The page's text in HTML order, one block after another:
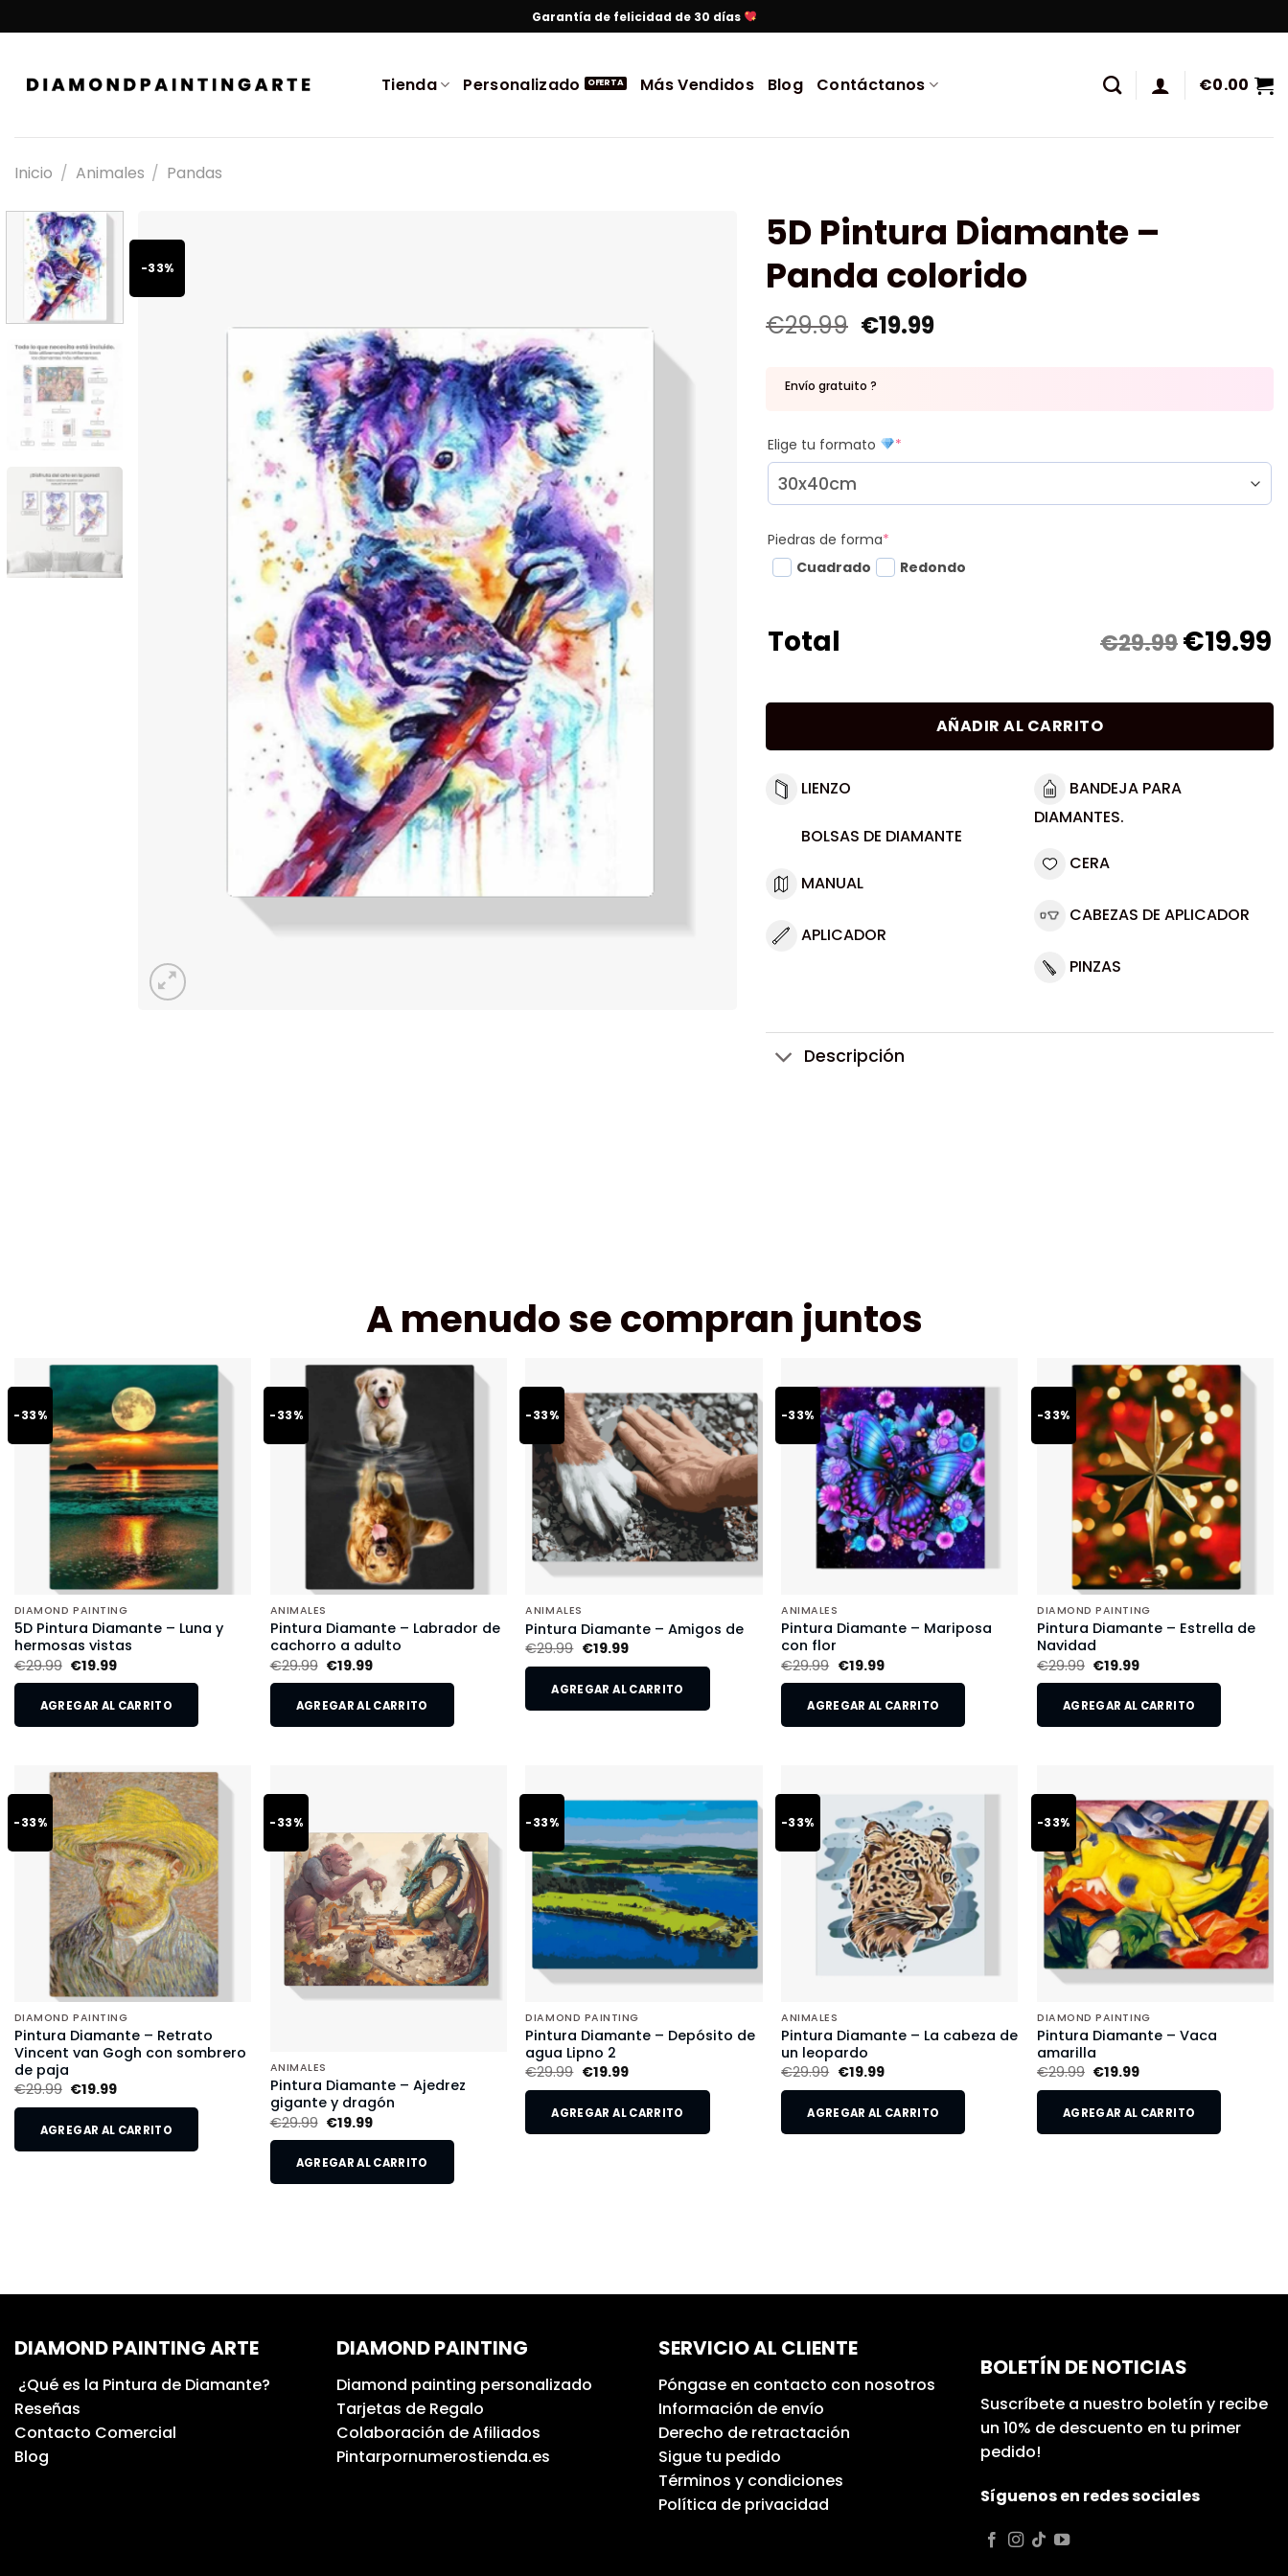
Garantía de felicidad de 30 días
Tienda Personalizado Más Vendidos Blog Contáctanos €0.00
Inicio / Animales / Pandas
-33%
5D Pintura Diamante –
Panda colorido
€29.99 €19.99
Envío gratuito ?
Elige tu formato *
Piedras de forma*
Cuadrado
Redondo
Total €29.99€19.99
AÑADIR AL CARRITO
LIENZO
BOLSAS DE DIAMANTE
MANUAL
APLICADOR
BANDEJA PARA
DIAMANTES.
CERA
CABEZAS DE APLICADOR
PINZAS
Descripción
A menudo se compran juntos
-33%
DIAMOND PAINTING
5D Pintura Diamante – Luna y
hermosas vistas
€29.99 €19.99
AGREGAR AL CARRITO
-33%
ANIMALES
Pintura Diamante – Labrador de
cachorro a adulto
€29.99 €19.99
AGREGAR AL CARRITO
-33%
ANIMALES
Pintura Diamante – Amigos de
€29.99 €19.99
AGREGAR AL CARRITO
-33%
ANIMALES
Pintura Diamante – Mariposa
con flor
€29.99 €19.99
AGREGAR AL CARRITO
-33%
DIAMOND PAINTING
Pintura Diamante – Estrella de
Navidad
€29.99 €19.99
AGREGAR AL CARRITO
-33%
DIAMOND PAINTING
Pintura Diamante – Retrato
Vincent van Gogh con sombrero
de paja
€29.99 €19.99
AGREGAR AL CARRITO
-33%
ANIMALES
Pintura Diamante – Ajedrez
gigante y dragón
€29.99 €19.99
AGREGAR AL CARRITO
-33%
DIAMOND PAINTING
Pintura Diamante – Depósito de
agua Lipno 2
€29.99 €19.99
AGREGAR AL CARRITO
-33%
ANIMALES
Pintura Diamante – La cabeza de
un leopardo
€29.99 €19.99
AGREGAR AL CARRITO
-33%
DIAMOND PAINTING
Pintura Diamante – Vaca
amarilla
€29.99 €19.99
AGREGAR AL CARRITO
DIAMOND PAINTING ARTE
¿Qué es la Pintura de Diamante?
Reseñas
Contacto Comercial
Blog
DIAMOND PAINTING
Diamond painting personalizado
Tarjetas de Regalo
Colaboración de Afiliados
Pintarpornumerostienda.es
SERVICIO AL CLIENTE
Póngase en contacto con nosotros
Información de envío
Derecho de retractación
Sigue tu pedido
Términos y condiciones
Política de privacidad
BOLETÍN DE NOTICIAS
Suscríbete a nuestro boletín y recibe
un 10% de descuento en tu primer
pedido!
Síguenos en redes sociales